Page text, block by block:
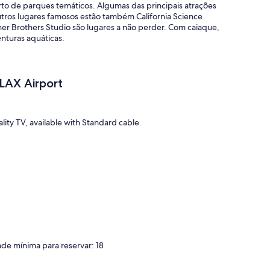
de parques temáticos. Algumas das principais atrações
lugares famosos estão também California Science
Brothers Studio são lugares a não perder. Com caiaque,
aquáticas.
Airport
TV, available with Standard cable.
mínima para reservar: 18